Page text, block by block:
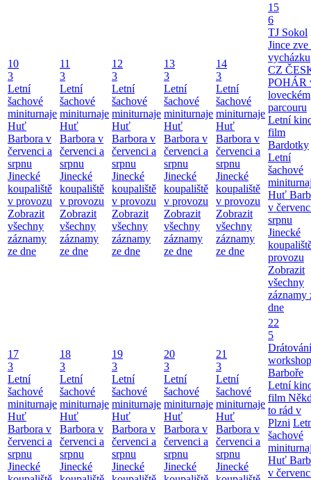
10
3
Letní
šachové
miniturnaje
Huť
Barbora v
červenci a
srpnu
Jinecké
koupaliště
v provozu
Zobrazit
všechny
záznamy
ze dne
11
3
Letní
šachové
miniturnaje
Huť
Barbora v
červenci a
srpnu
Jinecké
koupaliště
v provozu
Zobrazit
všechny
záznamy
ze dne
12
3
Letní
šachové
miniturnaje
Huť
Barbora v
červenci a
srpnu
Jinecké
koupaliště
v provozu
Zobrazit
všechny
záznamy
ze dne
13
3
Letní
šachové
miniturnaje
Huť
Barbora v
červenci a
srpnu
Jinecké
koupaliště
v provozu
Zobrazit
všechny
záznamy
ze dne
14
3
Letní
šachové
miniturnaje
Huť
Barbora v
červenci a
srpnu
Jinecké
koupaliště
v provozu
Zobrazit
všechny
záznamy
ze dne
15
6
TJ Sokol
Jince zve
vycházku
CZ
POHÁR
loveckém
parcouru
Letní
film
Bardotky
Letní
šachové
Huť
v
srpnu
Jinecké
provozu
Zobrazit
všechny
záznamy
dne
17
3
Letní
šachové
miniturnaje
Huť
Barbora v
červenci a
srpnu
Jinecké
18
3
Letní
šachové
miniturnaje
Huť
Barbora v
červenci a
srpnu
Jinecké
19
3
Letní
šachové
miniturnaje
Huť
Barbora v
červenci a
srpnu
Jinecké
20
3
Letní
šachové
miniturnaje
Huť
Barbora v
červenci a
srpnu
Jinecké
21
3
Letní
šachové
miniturnaje
Huť
Barbora v
červenci a
srpnu
Jinecké
22
5
Barboře
Letní
film
to rád v
Plzni
šachové
Huť
v